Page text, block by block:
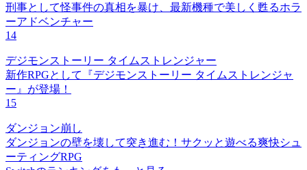
刑事として怪事件の真相を暴け、最新機種で美しく甦るホラ
ーアドベンチャー
14
デジモンストーリー タイムストレンジャー
新作RPGとして『デジモンストーリー タイムストレンジャ
ー』が登場！
15
ダンジョン崩し
ダンジョンの壁を壊して突き進む！サクッと遊べる爽快シュ
ーティングRPG